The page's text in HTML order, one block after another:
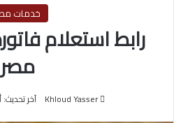
خدمات
رابط استعلام
مصر
Khloud Yasser آخر تحديث: أبريل